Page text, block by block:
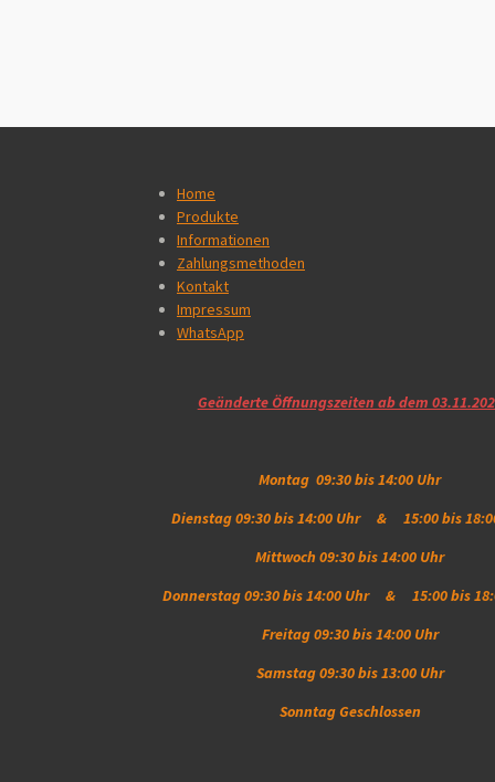
Home
Produkte
Informationen
Zahlungsmethoden
Kontakt
Impressum
WhatsApp
Geänderte Öffnungszeiten ab dem
Montag 09:30 bis 14:00 Uhr
Dienstag 09:30 bis 14:00 Uhr & 15:00 bis
Mittwoch 09:30 bis 14:00 Uhr
Donnerstag 09:30 bis 14:00 Uhr & 15:00 bis
Freitag 09:30 bis 14:00 Uhr
Samstag 09:30 bis 13:00 Uhr
Sonntag Geschlossen